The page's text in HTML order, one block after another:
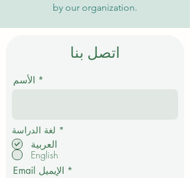
by our organization.
اتصل بنا
الأسم
لغة الدراسة *
م
العربية
English
Email الإيميل